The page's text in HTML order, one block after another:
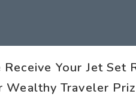
Your Jet Set
Wealthy Traveler